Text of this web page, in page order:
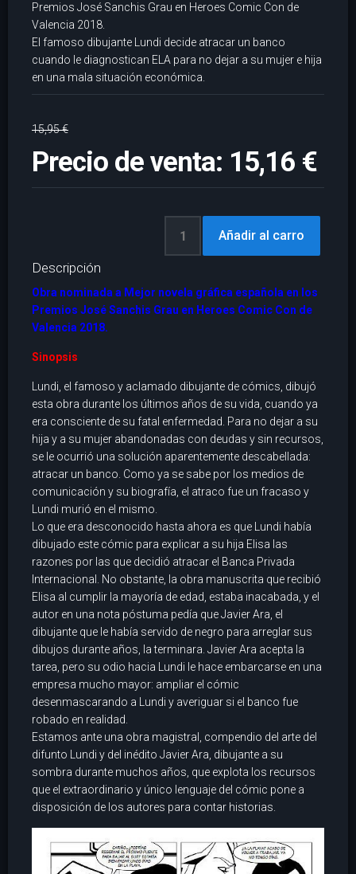
Premios José Sanchis Grau en Heroes Comic Con de
Valencia 2018.
El famoso dibujante Lundi decide atracar un banco
cuando le diagnostican ELA para no dejar a su mujer e hija
en una mala situación económica.
15,95 €
Precio de venta: 15,16 €
Descripción
Obra nominada a Mejor novela gráfica española en los
Premios José Sanchis Grau en Heroes Comic Con de
Valencia 2018.
Sinopsis
Lundi, el famoso y aclamado dibujante de cómics, dibujó
esta obra durante los últimos años de su vida, cuando ya
era consciente de su fatal enfermedad. Para no dejar a su
hija y a su mujer abandonadas con deudas y sin recursos,
se le ocurrió una solución aparentemente descabellada:
atracar un banco. Como ya se sabe por los medios de
comunicación y su biografía, el atraco fue un fracaso y
Lundi murió en el mismo.
Lo que era desconocido hasta ahora es que Lundi había
dibujado este cómic para explicar a su hija Elisa las
razones por las que decidió atracar el Banca Privada
Internacional. No obstante, la obra manuscrita que recibió
Elisa al cumplir la mayoría de edad, estaba inacabada, y el
autor en una nota póstuma pedía que Javier Ara, el
dibujante que le había servido de negro para arreglar sus
dibujos durante años, la terminara. Javier Ara acepta la
tarea, pero su odio hacia Lundi le hace embarcarse en una
empresa mucho mayor: ampliar el cómic
desenmascarando a Lundi y averiguar si el banco fue
robado en realidad.
Estamos ante una obra magistral, compendio del arte del
difunto Lundi y del inédito Javier Ara, dibujante a su
sombra durante muchos años, que explota los recursos
que el extraordinario y único lenguaje del cómic pone a
disposición de los autores para contar historias.